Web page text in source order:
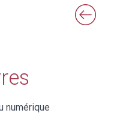
numérique